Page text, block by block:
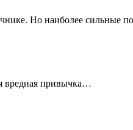
Но наиболее сильные
вредная привычка…